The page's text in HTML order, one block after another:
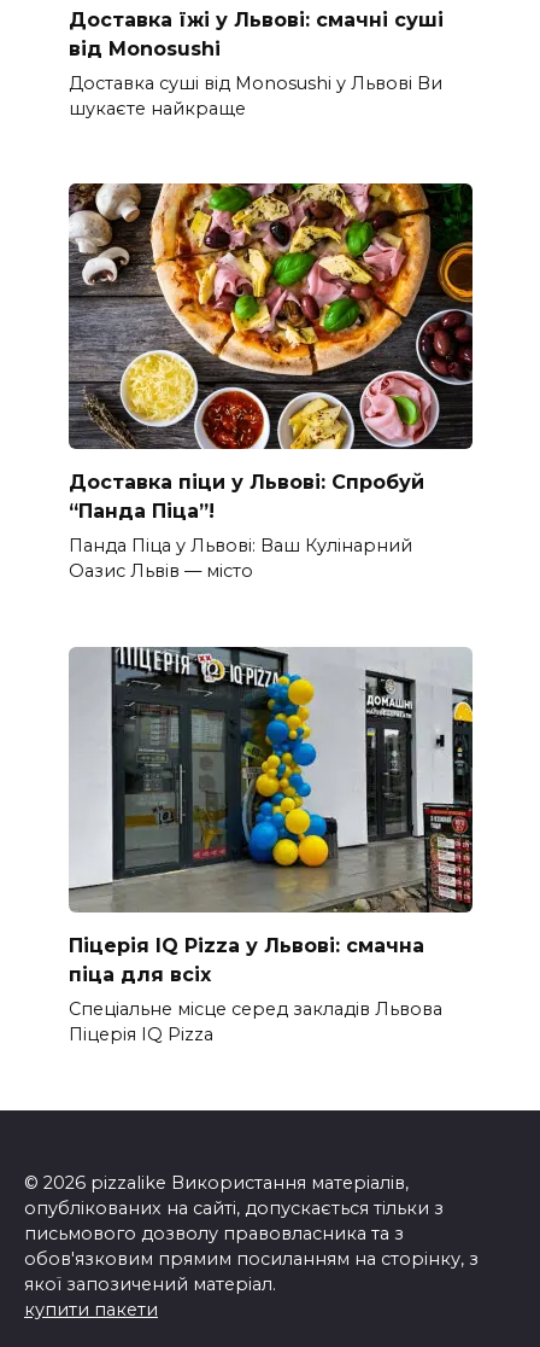
Доставка їжі у Львові: смачні суші
від Monosushi
Доставка суші від Monosushi у Львові Ви
шукаєте найкраще
Доставка піци у Львові: Спробуй
“Панда Піца”!
Панда Піца у Львові: Ваш Кулінарний
Оазис Львів — місто
Піцерія IQ Pizza у Львові: смачна
піца для всіх
Спеціальне місце серед закладів Львова
Піцерія IQ Pizza
© 2026 pizzalike Використання матеріалів,
опублікованих на сайті, допускається тільки з
письмового дозволу правовласника та з
обов'язковим прямим посиланням на сторінку, з
якої запозичений матеріал.
купити пакети